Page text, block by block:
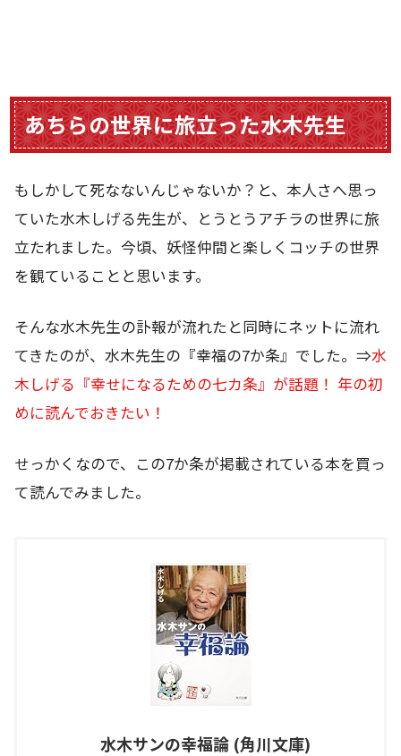
あちらの世界に旅立った水木先生
もしかして死なないんじゃないか？と、本人さへ思っ
ていた水木しげる先生が、とうとうアチラの世界に旅
立たれました。今頃、妖怪仲間と楽しくコッチの世界
を観ていることと思います。
そんな水木先生の訃報が流れたと同時にネットに流れ
てきたのが、水木先生の『幸福の7か条』でした。⇒水
木しげる『幸せになるための七カ条』が話題！ 年の初
めに読んでおきたい！
せっかくなので、この7か条が掲載されている本を買っ
て読んでみました。
水木サンの幸福論 (角川文庫)